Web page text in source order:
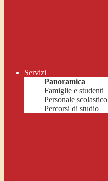
Servizi
Panoramica
Famiglie e studenti
Personale scolastico
Percorsi di studio